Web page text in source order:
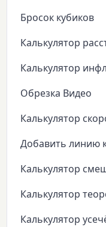
Бросок кубиков
Калькулятор
Калькулятор
Обрезка Видео
Калькулятор
Добавить линию
Калькулятор
Калькулятор
Калькулятор